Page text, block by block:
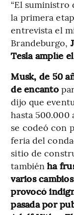
“El suministro
la primera
entrevista el
Brandeburgo,
Tesla amplíe
Musk, de 50
de encanto
dijo que
hasta 500.000
se codeó con
feria del
sitio de
tambiénha
varios
provocó
pasada por